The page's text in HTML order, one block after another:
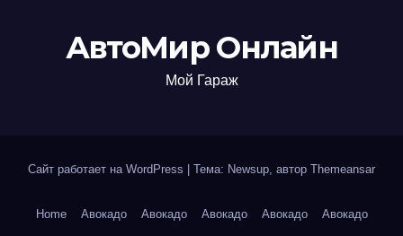
АвтоМир Онлайн
Мой Гараж
Сайт работает на WordPress Тема: Newsup, автор Themeansar
Home Авокадо Авокадо Авокадо Авокадо Авокадо